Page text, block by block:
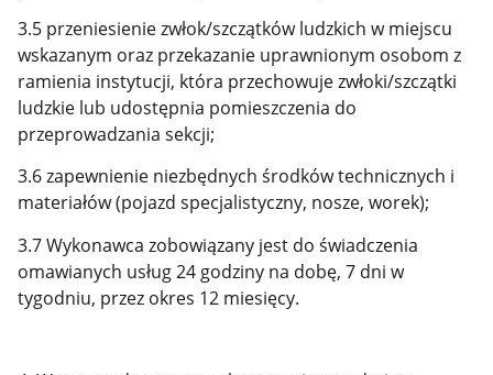
3.5 przeniesienie zwłok/szczątków ludzkich w miejscu
wskazanym oraz przekazanie uprawnionym osobom z
ramienia instytucji, która przechowuje zwłoki/szczątki
ludzkie lub udostępnia pomieszczenia do
przeprowadzania sekcji;
3.6 zapewnienie niezbędnych środków technicznych i
materiałów (pojazd specjalistyczny, nosze, worek);
3.7 Wykonawca zobowiązany jest do świadczenia
omawianych usług 24 godziny na dobę, 7 dni w
tygodniu, przez okres 12 miesięcy.